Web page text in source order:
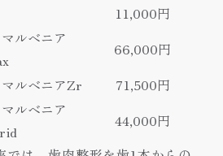
11,000円
ルベニア
66,000円
マルベニアZr
71,500円
ルベニア
44,000円